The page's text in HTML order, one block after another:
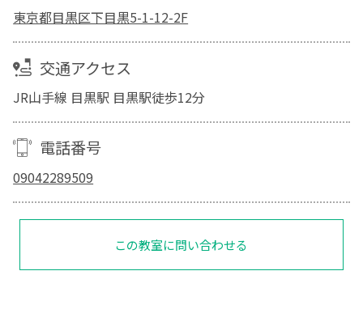
東京都目黒区下目黒5-1-12-2F
交通アクセス
JR山手線 目黒駅 目黒駅徒歩12分
電話番号
09042289509
この教室に問い合わせる